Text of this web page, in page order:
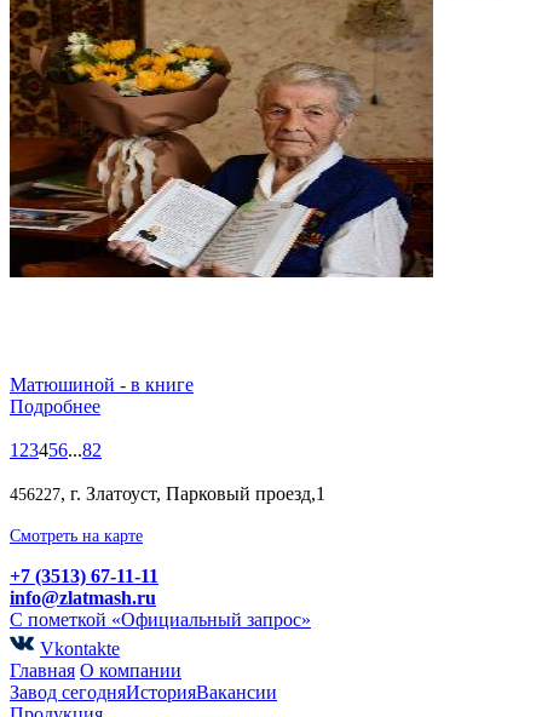
Матюшиной - в книге
Подробнее
1 23456...82
456227, г. Златоуст, Парковый проезд,1
Смотреть на карте
+7 (3513) 67-11-11
info@zlatmash.ru
С пометкой «Официальный запрос»
Vkontakte
Главная О компании
Завод сегодняИсторияВакансии